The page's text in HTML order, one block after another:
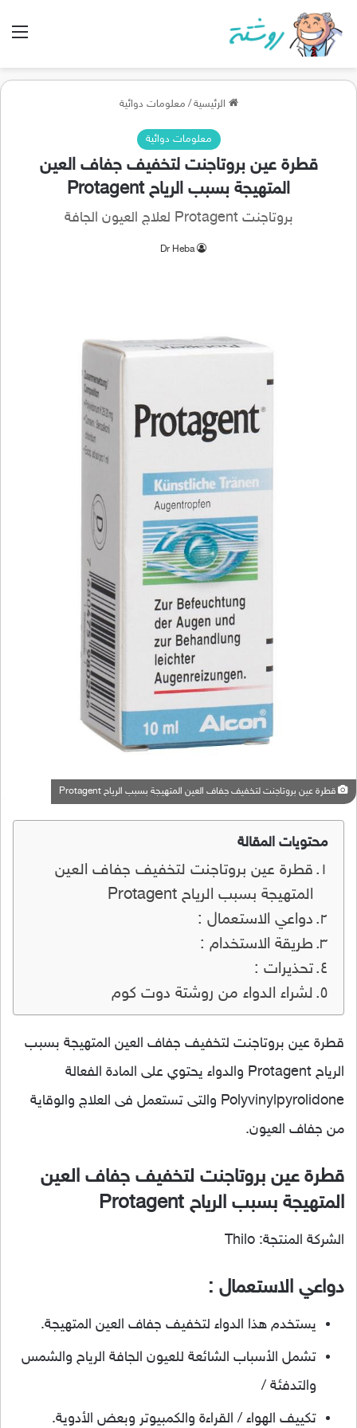
الرئيسية / معلومات دوائية
معلومات دوائية
قطرة عين بروتاجنت لتخفيف جفاف العين
المتهيجة بسبب الرياح Protagent
بروتاجنت Protagent لعلاج العيون الجافة
Dr Heba
قطرة عين بروتاجنت لتخفيف جفاف العين المتهيجة بسبب الرياح Protagent
محتويات المقالة
قطرة عين بروتاجنت لتخفيف جفاف العين
المتهيجة بسبب الرياح Protagent
دواعي الاستعمال :
طريقة الاستخدام :
تحذيرات :
لشراء الدواء من روشتة دوت كوم
قطرة عين بروتاجنت لتخفيف جفاف العين المتهيجة بسبب
الرياح Protagent والدواء يحتوي على المادة الفعالة
Polyvinylpyrolidone والتى تستعمل فى العلاج والوقاية
من جفاف العيون.
قطرة عين بروتاجنت لتخفيف جفاف العين
المتهيجة بسبب الرياح Protagent
الشركة المنتجة: Thilo
دواعي الاستعمال :
يستخدم هذا الدواء لتخفيف جفاف العين المتهيجة.
تشمل الأسباب الشائعة للعيون الجافة الرياح والشمس
والتدفئة /
تكييف الهواء / القراءة والكمبيوتر وبعض الأدوية.